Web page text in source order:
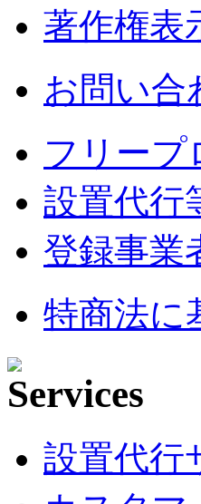
著作権表
お問い合
フリープ
設置代行
登録事業
特商法に
設置代行